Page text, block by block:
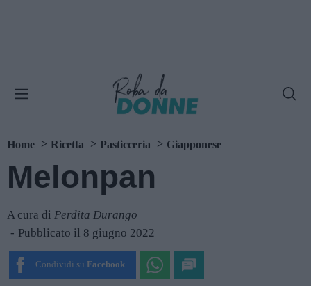
Home Ricetta Pasticceria Giapponese
Melonpan
A cura di Perdita Durango
Pubblicato il 8 giugno 2022
Condividi su Facebook